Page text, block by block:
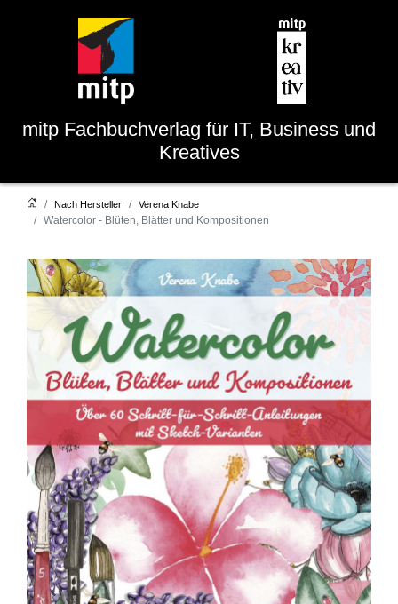
mitp Fachbuchverlag für IT, Business und
Kreatives
Nach Hersteller Verena Knabe
Watercolor - Blüten, Blätter und Kompositionen